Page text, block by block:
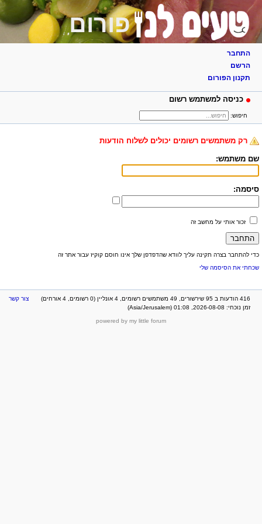
פורום
התחבר
הרשם
תקנון הפורום
כניסה למשתמש רשום
חיפוש:
רק משתמשים רשומים יכולים לשלוח הודעות
שם משתמש:
סיסמה:
זכור אותי על מחשב זה
כדי להתחבר בצרה תקינה עליך לוודא שהדפדפן שלך אינו חוסם קוקיז עבור אתר זה
שכחתי את הסיסמה שלי
416 הודעות ב 95 שירשורים, 49 משתמשים רשומים, 4 אונליין (0 רשומים, 4 אורחים)
זמן נוכחי: 2026-08-08, 01:08 (Asia/Jerusalem)
צור קשר
powered by my little forum